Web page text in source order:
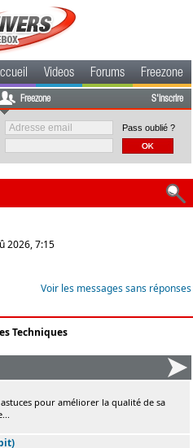
Videos Forums Freezone
Freezone S'inscrire
Pass oublié ?
2026, 7:15
Voir les messages sans réponses
Techniques
pour améliorer la qualité de sa